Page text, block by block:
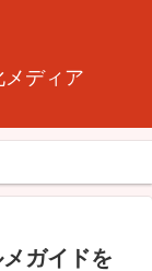
ディア
ガイドを